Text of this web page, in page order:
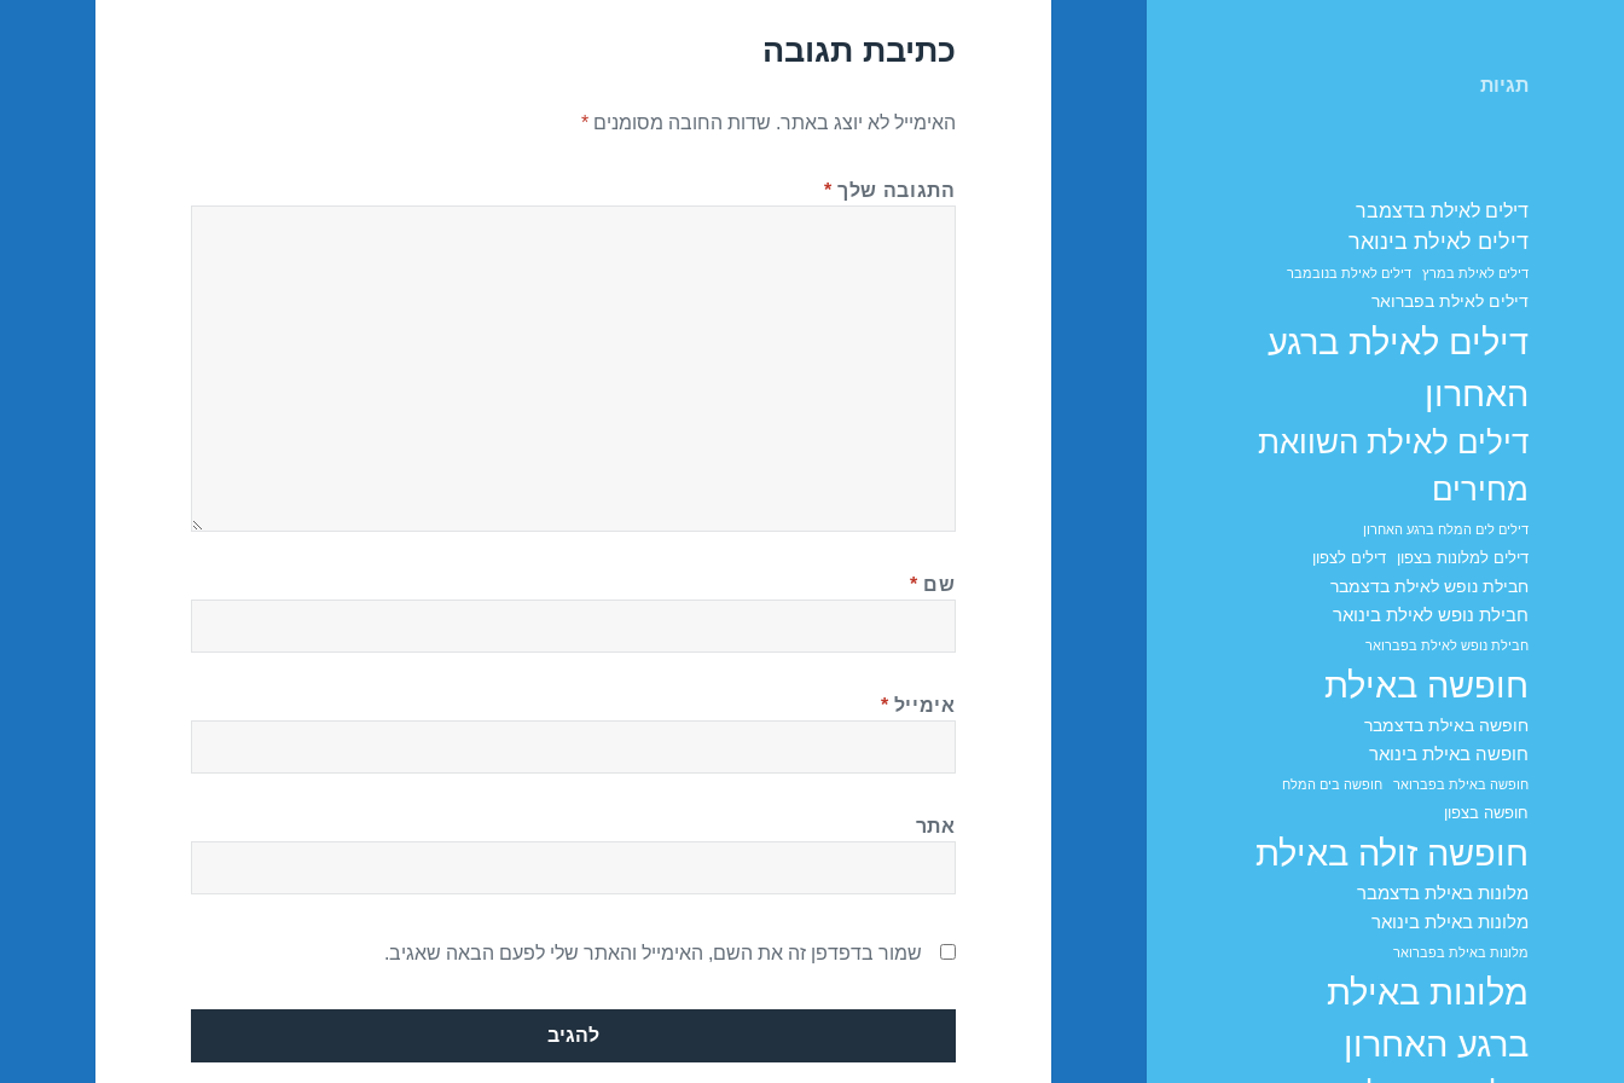
תגיות
דילים לאילת בדצמבר
דילים לאילת בינואר
דילים לאילת במרץ דילים לאילת בנובמבר
דילים לאילת בפברואר
דילים לאילת ברגע
האחרון
דילים לאילת השוואת
מחירים
דילים לים המלח ברגע האחרון
דילים למלונות בצפון דילים לצפון
חבילת נופש לאילת בדצמבר
חבילת נופש לאילת בינואר
חבילת נופש לאילת בפברואר
חופשה באילת
חופשה באילת בדצמבר
חופשה באילת בינואר
חופשה באילת בפברואר חופשה בים המלח
חופשה בצפון
חופשה זולה באילת
מלונות באילת בדצמבר
מלונות באילת בינואר
מלונות באילת בפברואר
מלונות באילת
ברגע האחרון
כתיבת תגובה
האימייל לא יוצג באתר. שדות החובה מסומנים*
התגובה שלך *
שם *
אימייל *
אתר
שמור בדפדפן זה את השם, האימייל והאתר שלי לפעם הבאה שאגיב.